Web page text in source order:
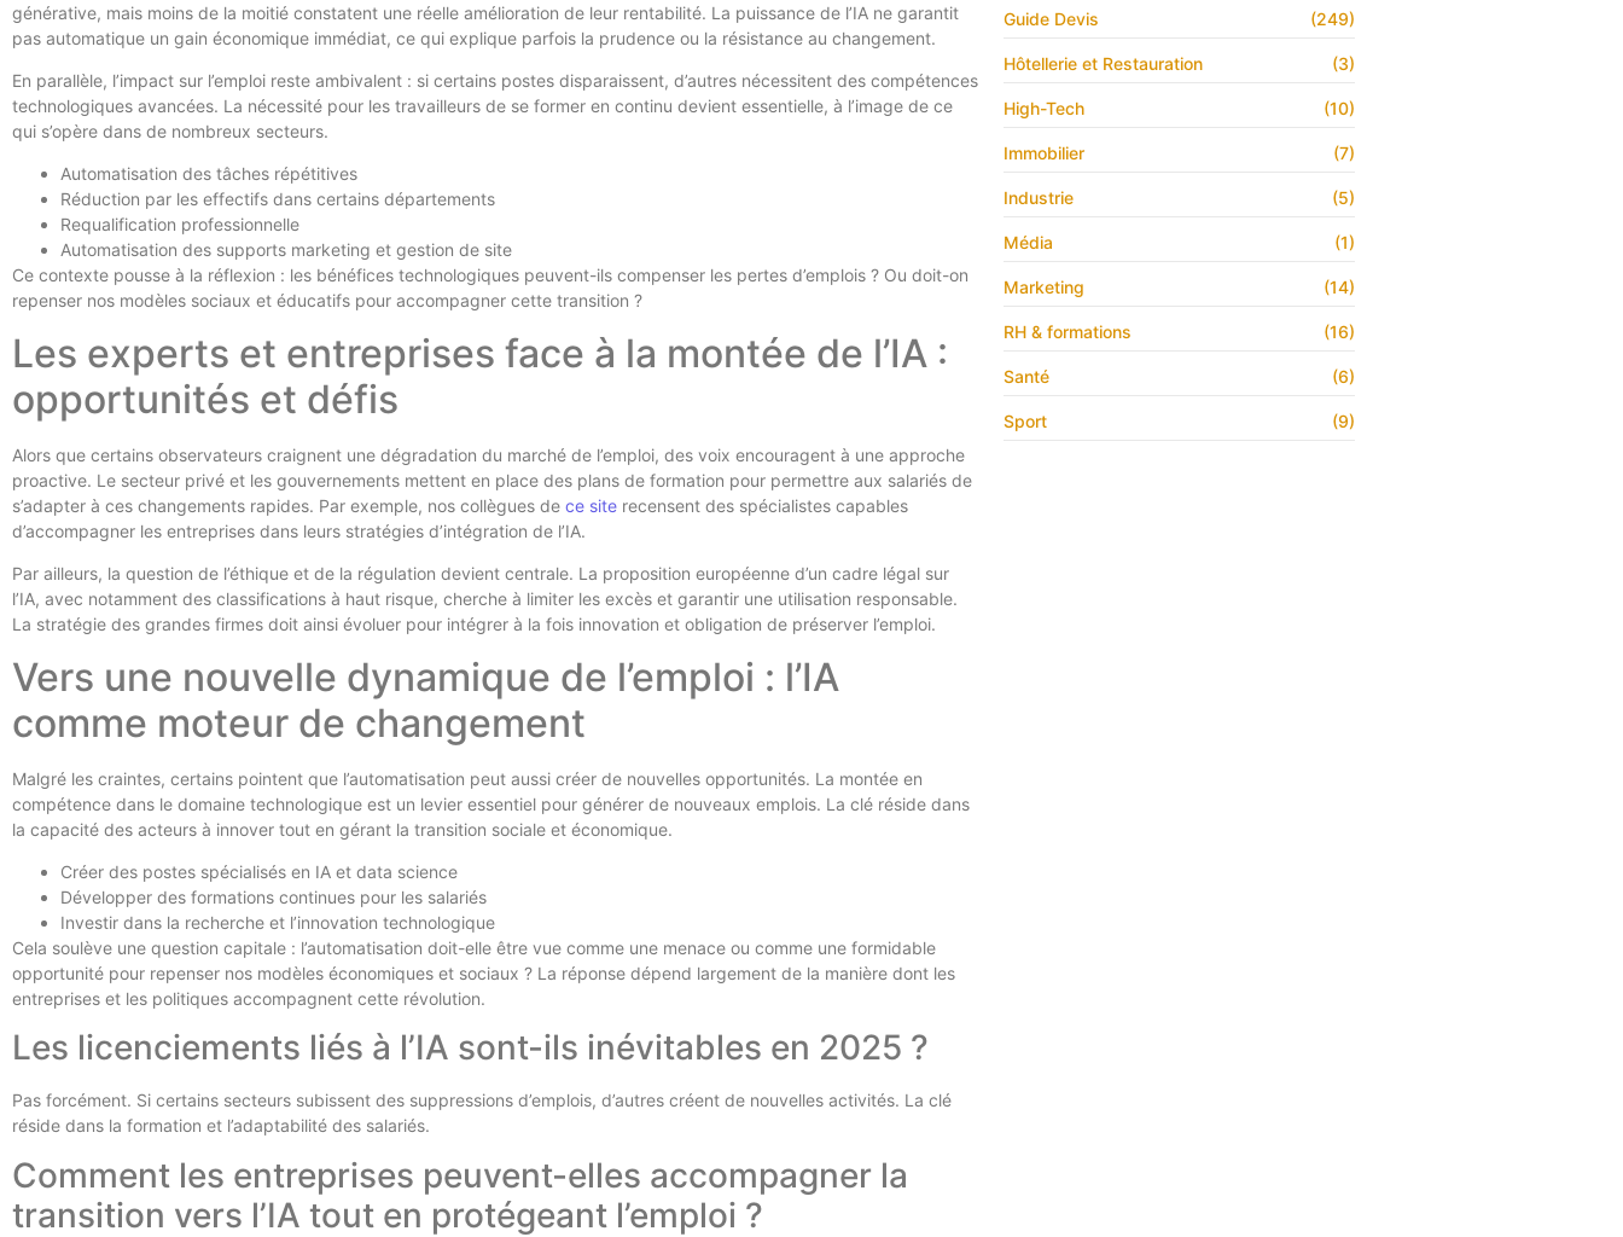
générative, mais moins de la moitié constatent une réelle amélioration de leur rentabilité. La puissance de l’IA ne garantit
pas automatique un gain économique immédiat, ce qui explique parfois la prudence ou la résistance au changement.
En parallèle, l’impact sur l’emploi reste ambivalent : si certains postes disparaissent, d’autres nécessitent des compétences
technologiques avancées. La nécessité pour les travailleurs de se former en continu devient essentielle, à l’image de ce
qui s’opère dans de nombreux secteurs.
Automatisation des tâches répétitives
Réduction par les effectifs dans certains départements
Requalification professionnelle
Automatisation des supports marketing et gestion de site
Ce contexte pousse à la réflexion : les bénéfices technologiques peuvent-ils compenser les pertes d’emplois ? Ou doit-on
repenser nos modèles sociaux et éducatifs pour accompagner cette transition ?
Les experts et entreprises face à la montée de l’IA :
opportunités et défis
Alors que certains observateurs craignent une dégradation du marché de l’emploi, des voix encouragent à une approche
proactive. Le secteur privé et les gouvernements mettent en place des plans de formation pour permettre aux salariés de
s’adapter à ces changements rapides. Par exemple, nos collègues de ce site recensent des spécialistes capables
d’accompagner les entreprises dans leurs stratégies d’intégration de l’IA.
Par ailleurs, la question de l’éthique et de la régulation devient centrale. La proposition européenne d’un cadre légal sur
l’IA, avec notamment des classifications à haut risque, cherche à limiter les excès et garantir une utilisation responsable.
La stratégie des grandes firmes doit ainsi évoluer pour intégrer à la fois innovation et obligation de préserver l’emploi.
Vers une nouvelle dynamique de l’emploi : l’IA
comme moteur de changement
Malgré les craintes, certains pointent que l’automatisation peut aussi créer de nouvelles opportunités. La montée en
compétence dans le domaine technologique est un levier essentiel pour générer de nouveaux emplois. La clé réside dans
la capacité des acteurs à innover tout en gérant la transition sociale et économique.
Créer des postes spécialisés en IA et data science
Développer des formations continues pour les salariés
Investir dans la recherche et l’innovation technologique
Cela soulève une question capitale : l’automatisation doit-elle être vue comme une menace ou comme une formidable
opportunité pour repenser nos modèles économiques et sociaux ? La réponse dépend largement de la manière dont les
entreprises et les politiques accompagnent cette révolution.
Les licenciements liés à l’IA sont-ils inévitables en 2025 ?
Pas forcément. Si certains secteurs subissent des suppressions d’emplois, d’autres créent de nouvelles activités. La clé
réside dans la formation et l’adaptabilité des salariés.
Comment les entreprises peuvent-elles accompagner la
transition vers l’IA tout en protégeant l’emploi ?
Guide Devis (249)
Hôtellerie et Restauration (3)
High-Tech (10)
Immobilier (7)
Industrie (5)
Média (1)
Marketing (14)
RH & formations (16)
Santé (6)
Sport (9)